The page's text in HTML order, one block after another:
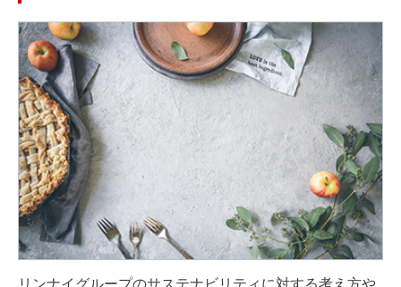
リンナイグループのサステナビリティに対する考え方や